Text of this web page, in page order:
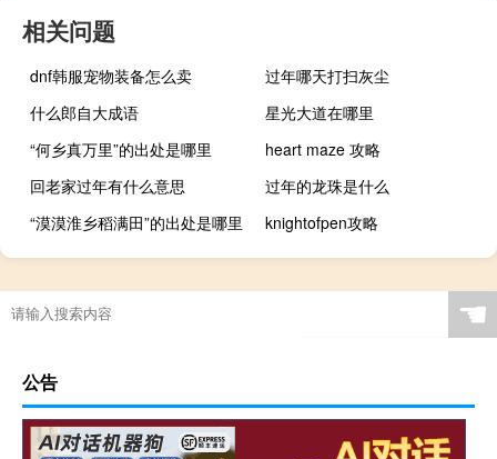
相关问题
dnf韩服宠物装备怎么卖
过年哪天打扫灰尘
什么郎自大成语
星光大道在哪里
“何乡真万里”的出处是哪里
heart maze 攻略
回老家过年有什么意思
过年的龙珠是什么
“漠漠淮乡稻满田”的出处是哪里
knightofpen攻略
☚
公告